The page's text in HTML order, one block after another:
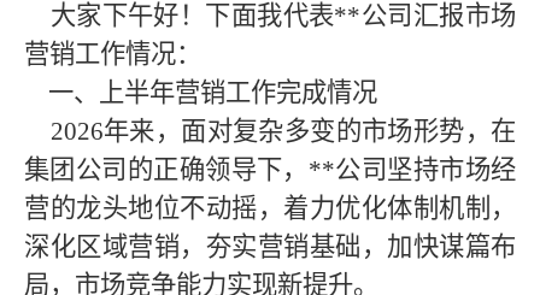
大家下午好！下面我代表**公司 汇报市场
营销工作情况：
一、上半年营销工作完成情况
2026年来， 面对复杂多变的市场形势，在
集团公司的正确领导下， **公司坚持市场经
营的龙头地位不动摇，着力优化体制机制，
深化区域营销，夯实营销基础，加快谋篇布
局，市场竞争能力实现新提升。